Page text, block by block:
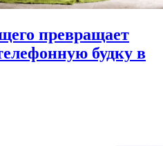
превращает
будку в